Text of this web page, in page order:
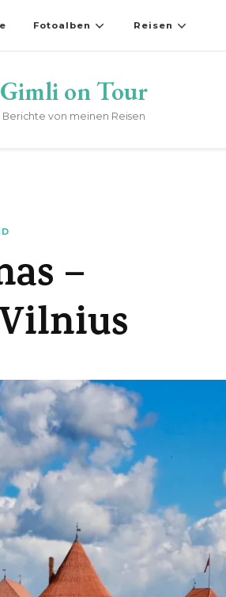
Fotoalben Reisen
Gimli on Tour
Berichte von meinen Reisen
–